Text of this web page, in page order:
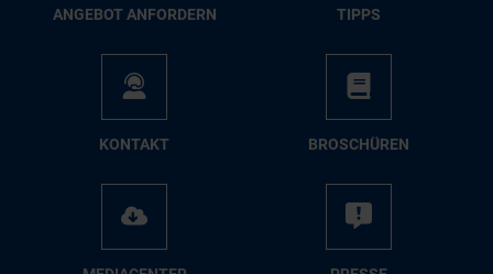
AN­GE­BOT AN­FOR­DERN TIPPS
KON­TAKT BRO­SCHÜ­REN